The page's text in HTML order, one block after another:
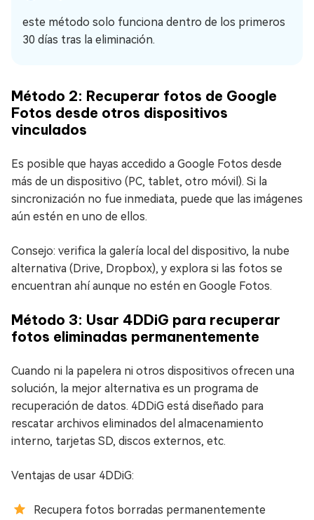
este método solo funciona dentro de los primeros
30 días tras la eliminación.
Método 2: Recuperar fotos de Google
Fotos desde otros dispositivos
vinculados
Es posible que hayas accedido a Google Fotos desde
más de un dispositivo (PC, tablet, otro móvil). Si la
sincronización no fue inmediata, puede que las imágenes
aún estén en uno de ellos.
Consejo: verifica la galería local del dispositivo, la nube
alternativa (Drive, Dropbox), y explora si las fotos se
encuentran ahí aunque no estén en Google Fotos.
Método 3: Usar 4DDiG para recuperar
fotos eliminadas permanentemente
Cuando ni la papelera ni otros dispositivos ofrecen una
solución, la mejor alternativa es un programa de
recuperación de datos. 4DDiG está diseñado para
rescatar archivos eliminados del almacenamiento
interno, tarjetas SD, discos externos, etc.
Ventajas de usar 4DDiG:
Recupera fotos borradas permanentemente